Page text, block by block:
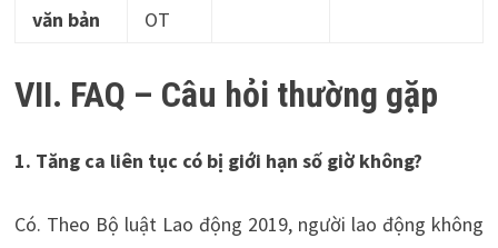
văn bản
OT
VII. FAQ – Câu hỏi thường gặp
1. Tăng ca liên tục có bị giới hạn số giờ không?
Có. Theo Bộ luật Lao động 2019, người lao động không